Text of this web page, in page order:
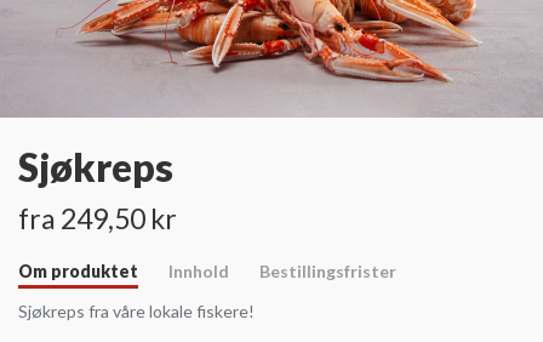
Sjøkreps
fra 249,50 kr
Om produktet Innhold
Bestillingsfrister
Sjøkreps fra våre lokale fiskere!